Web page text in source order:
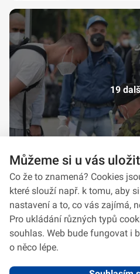
19
Můžeme si u vás
Co že to znamená? Cookies
které slouží např. k tomu, aby
nastavení a to, co vás zajímá,
Pro ukládání různých typů
souhlas. Web bude fungovat i
o něco lépe.